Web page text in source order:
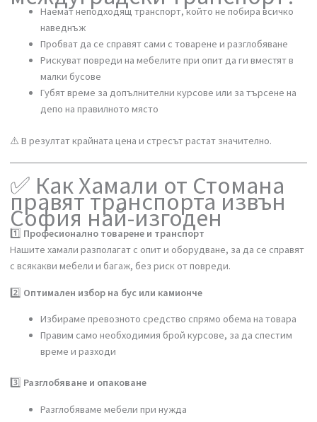
плащат повече при
междуградски транспорт?
Наемат неподходящ транспорт, който не побира всичко
наведнъж
Пробват да се справят сами с товарене и разглобяване
Рискуват повреди на мебелите при опит да ги вместят в
Губят време за допълнителни курсове или за търсене на
⚠️ В резултат крайната цена и стресът растат значително.
✅ Как Хамали от Стомана
правят транспорта извън
София най-изгоден
1️⃣Професионално товарене и транспорт
с всякакви мебели и багаж, без риск от повреди.
Оптимален избор на бус или камионче
Избираме превозното средство спрямо обема на товара
време и разходи